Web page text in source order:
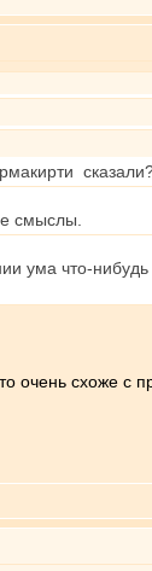
смыслы.
ума что-
схоже с